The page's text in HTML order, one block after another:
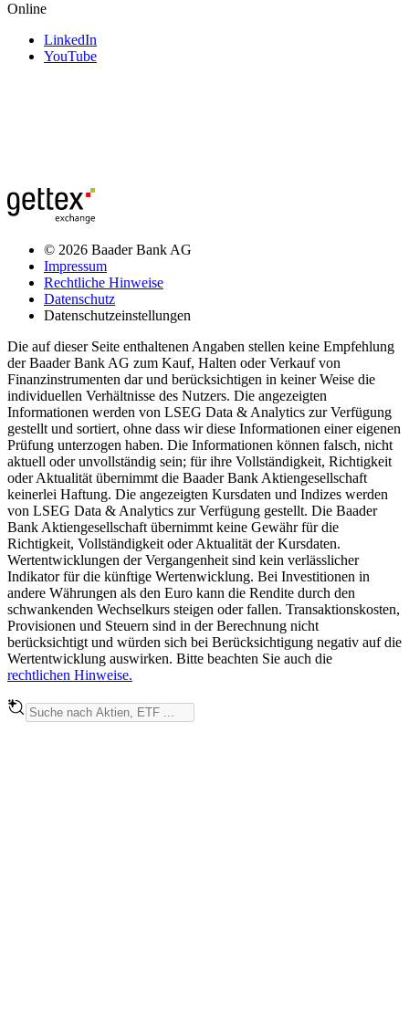
Online
LinkedIn
YouTube
© 2026 Baader Bank AG
Impressum
Rechtliche Hinweise
Datenschutz
Datenschutzeinstellungen
Die auf dieser Seite enthaltenen Angaben stellen keine Empfehlung
der Baader Bank AG zum Kauf, Halten oder Verkauf von
Finanzinstrumenten dar und berücksichtigen in keiner Weise die
individuellen Verhältnisse des Nutzers. Die angezeigten
Informationen werden von LSEG Data & Analytics zur Verfügung
gestellt und sortiert, ohne dass wir diese Informationen einer eigenen
Prüfung unterzogen haben. Die Informationen können falsch, nicht
aktuell oder unvollständig sein; für ihre Vollständigkeit, Richtigkeit
oder Aktualität übernimmt die Baader Bank Aktiengesellschaft
keinerlei Haftung. Die angezeigten Kursdaten und Indizes werden
von LSEG Data & Analytics zur Verfügung gestellt. Die Baader
Bank Aktiengesellschaft übernimmt keine Gewähr für die
Richtigkeit, Vollständigkeit oder Aktualität der Kursdaten.
Wertentwicklungen der Vergangenheit sind kein verlässlicher
Indikator für die künftige Wertenwicklung. Bei Investitionen in
andere Währungen als den Euro kann die Rendite durch den
schwankenden Wechselkurs steigen oder fallen. Transaktionskosten,
Provisionen und Steuern sind in der Berechnung nicht
berücksichtigt und würden sich bei Berücksichtigung negativ auf die
Wertentwicklung auswirken. Bitte beachten Sie auch die
rechtlichen Hinweise.